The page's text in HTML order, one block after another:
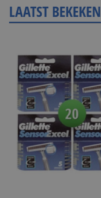
LAATST BEKEKEN